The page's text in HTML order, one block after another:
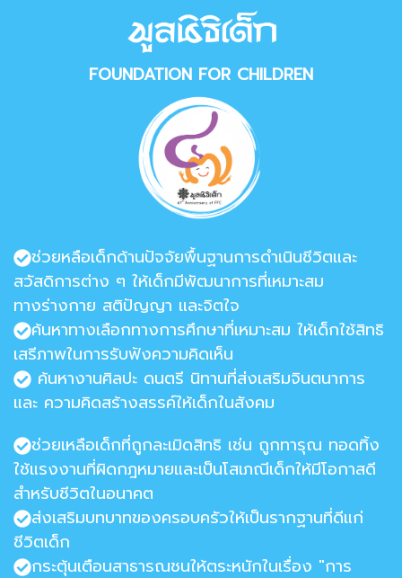
FOUNDATION FOR CHILDREN
ช่วยหลือเด็กด้านปัจจัยพื้นฐานการดำเนินชีวิตและ
สวัสดิการต่าง ๆ ให้เด็กมีพัฒนาการที่เหมาะสม
ทางร่างกาย สติปัญญา และจิตใจ
ค้นหาทางเลือกทางการศึกษาที่เหมาะสม ให้เด็กใช้สิทธิ
เสรีภาพในการรับฟังความคิดเห็น
ค้นหางานศิลปะ ดนตรี นิทานที่ส่งเสริมจินตนาการ
และ ความคิดสร้างสรรค์ให้เด็กในสังคม
ช่วยเหลือเด็กที่ถูกละเมิดสิทธิ เช่น ถูกทารุณ ทอดทิ้ง
ใช้แรงงานที่ผิดกฎหมายและเป็นโสเภณีเด็กให้มีโอกาสดี
สำหรับชีวิตในอนาคต
ส่งเสริมบทบาทของครอบครัวให้เป็นรากฐานที่ดีแก่
ชีวิตเด็ก
กระตุ้นเตือนสาธารณชนให้ตระหนักในเรื่อง "การ